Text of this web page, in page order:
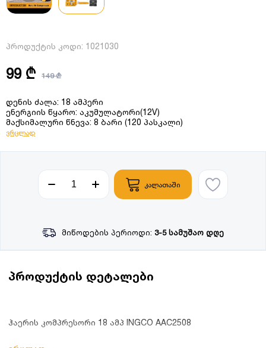
პროდუქტის კოდი: 1021030
99 ₾ 149 ₾
დენის ძალა: 18 ამპერი
ენერგიის წყარო: აკუმულატორი(12V)
მაქსიმალური წნევა: 8 ბარი (120 პასკალი)
ვრცლად
კალათაში
მიწოდების პერიოდი: 3-5 სამუშაო დღე
პროდუქტის დეტალები
ჰაერის კომპრესორი 18 ამპ INGCO AAC2508